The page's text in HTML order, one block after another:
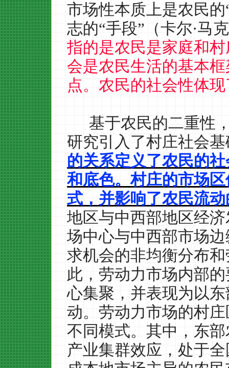
市场性本质上是农民
志的“手段”（卡尔·马
指的是农民是家庭和
会是农民生活的基本
点。农民的社会性体
基于农民的二重性
研究引入了村庄社会
的关系定义了农民的
和底色。村庄的市场
式，并影响了农民流
地区与中西部地区经
场中心与中西部市场
求机会的非均衡分布
此，劳动力市场内部
心集聚，并表现为以
动。劳动力市场的村
不同模式。其中，东
产业集群效应，处于